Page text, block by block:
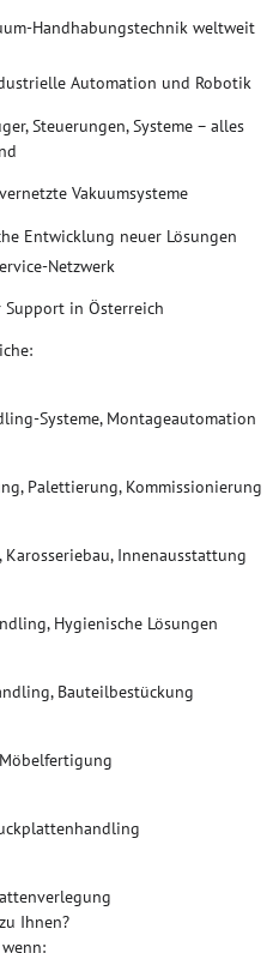
Handhabungstechnik weltweit
Automation und Robotik
Steuerungen, Systeme – alles
Vakuumsysteme
Entwicklung neuer Lösungen
Netzwerk
Support in Österreich
Systeme, Montageautomation
Palettierung, Kommissionierung
Innenausstattung
Hygienische Lösungen
Bauteilbestückung
Ihnen?